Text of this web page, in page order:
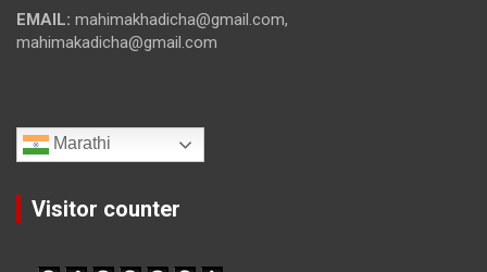
EMAIL: mahimakhadicha@gmail.com,
mahimakadicha@gmail.com
Marathi
Visitor counter